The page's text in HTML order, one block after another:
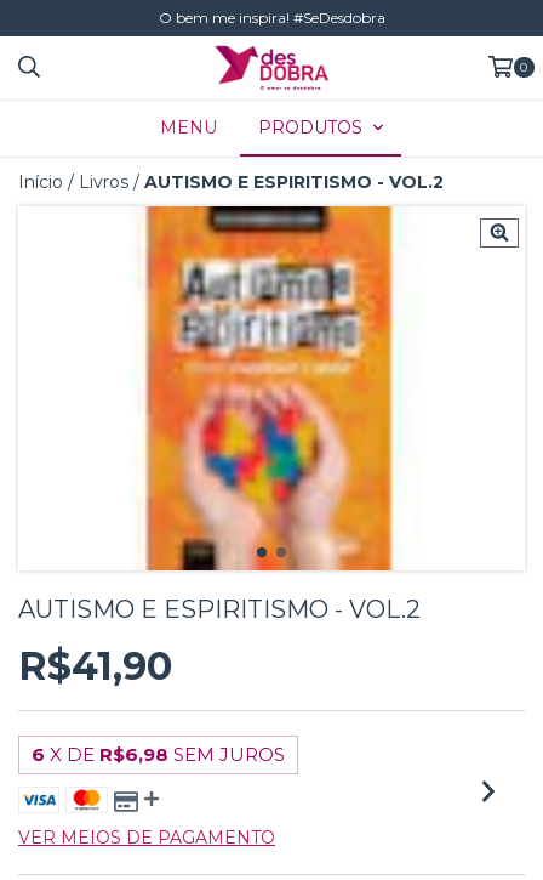
O bem me inspira! #SeDesdobra
0
MENU PRODUTOS
Início / Livros / AUTISMO E ESPIRITISMO - VOL.2
AUTISMO E ESPIRITISMO - VOL.2
R$41,90
6 X DE R$6,98 SEM JUROS
VER MEIOS DE PAGAMENTO